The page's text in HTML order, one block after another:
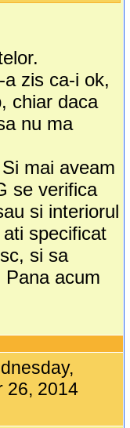
zis ca-i ok,
chiar daca
nu ma
mai aveam
se verifica
si interiorul
specificat
si sa
acum
26, 2014